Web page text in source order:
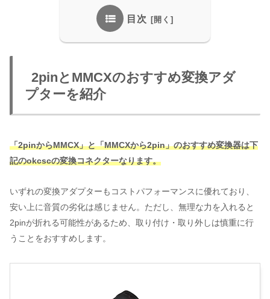
目次
2pinとMMCXのおすすめ変換アダ
プターを紹介
「2pinからMMCX」と「MMCXから2pin」のおすすめ変換器は下
記のokcscの変換コネクターなります。
いずれの変換アダプターもコストパフォーマンスに優れており、
安い上に音質の劣化は感じません。ただし、無理な力を入れると
2pinが折れる可能性があるため、取り付け・取り外しは慎重に行
うことをおすすめします。